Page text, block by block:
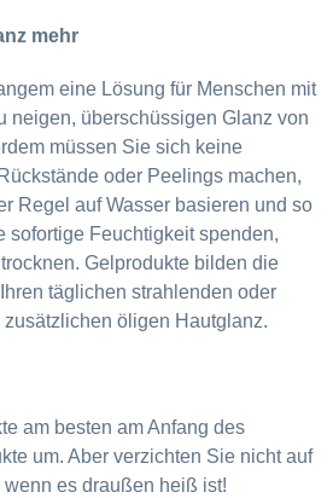
mehr
eine Lösung für Menschen mit
neigen, überschüssigen Glanz von
müssen Sie sich keine
oder Peelings machen,
Regel auf Wasser basieren und so
sofortige Feuchtigkeit spenden,
Gelprodukte bilden die
täglichen strahlenden oder
öligen Hautglanz.
am besten am Anfang des
um. Aber verzichten Sie nicht auf
wenn es draußen heiß ist!